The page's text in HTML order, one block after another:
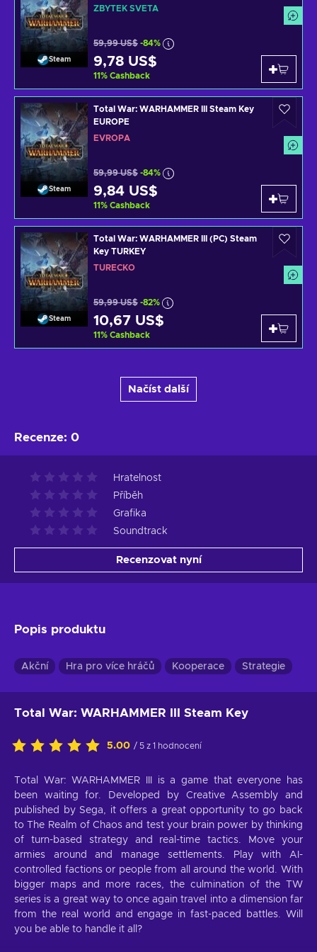
Steam
ZBYTEK SVĚTA
59,99 US$ -84%
9,78 US$
11% Cashback
Steam
Total War: WARHAMMER III Steam Key
EUROPE
EVROPA
59,99 US$ -84%
9,84 US$
11% Cashback
Steam
Total War: WARHAMMER III (PC) Steam
Key TURKEY
TURECKO
59,99 US$ -82%
10,67 US$
11% Cashback
Načíst další
Recenze: 0
Hratelnost
Příběh
Grafika
Soundtrack
Recenzovat nyní
Popis produktu
Akční Hra pro více hráčů Kooperace Strategie
Total War: WARHAMMER III Steam Key
5.00 / 5 z 1 hodnocení
Total War: WARHAMMER III is a game that everyone has
been waiting for. Developed by Creative Assembly and
published by Sega, it offers a great opportunity to go back
to The Realm of Chaos and test your brain power by thinking
of turn-based strategy and real-time tactics. Move your
armies around and manage settlements. Play with AI-
controlled factions or people from all around the world. With
bigger maps and more races, the culmination of the TW
series is a great way to once again travel into a dimension far
from the real world and engage in fast-paced battles. Will
you be able to handle it all?